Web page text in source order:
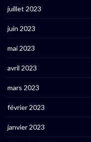
juillet 2023
juin 2023
mai 2023
avril 2023
mars 2023
février 2023
janvier 2023